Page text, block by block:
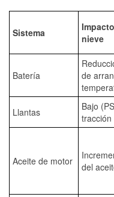
Sistema
nieve
Batería
de
Llantas
Bajo
tracción
Aceite de motor
del